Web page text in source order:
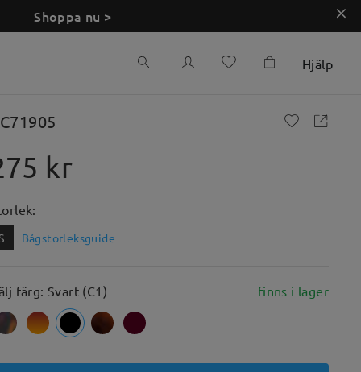
Shoppa nu >
Hjälp
kr
Bågstorleksguide
färg: Svart (C1) finns i lager